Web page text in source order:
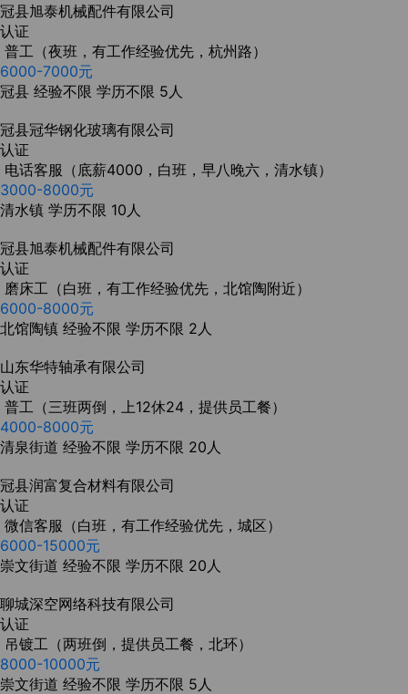
冠县旭泰机械配件有限公司
认证
普工（夜班，有工作经验优先，杭州路）
6000-7000元
冠县 经验不限 学历不限 5人
冠县冠华钢化玻璃有限公司
认证
电话客服（底薪4000，白班，早八晚六，清水镇）
3000-8000元
清水镇 学历不限 10人
冠县旭泰机械配件有限公司
认证
磨床工（白班，有工作经验优先，北馆陶附近）
6000-8000元
北馆陶镇 经验不限 学历不限 2人
山东华特轴承有限公司
认证
普工（三班两倒，上12休24，提供员工餐）
4000-8000元
清泉街道 经验不限 学历不限 20人
冠县润富复合材料有限公司
认证
微信客服（白班，有工作经验优先，城区）
6000-15000元
崇文街道 经验不限 学历不限 20人
聊城深空网络科技有限公司
认证
吊镀工（两班倒，提供员工餐，北环）
8000-10000元
崇文街道 经验不限 学历不限 5人